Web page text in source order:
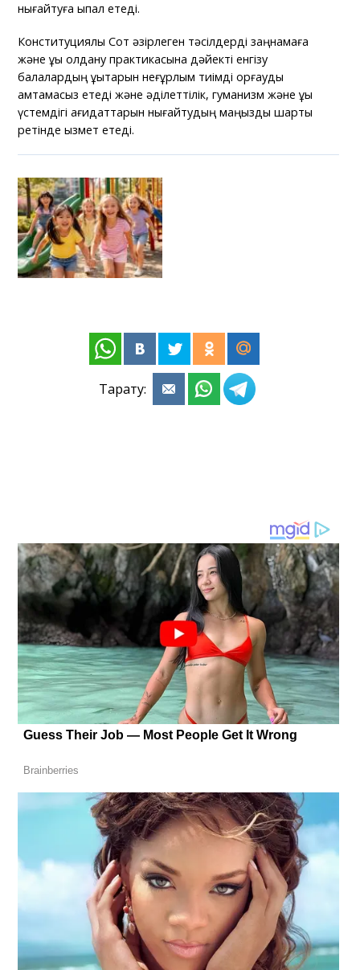
нығайтуға ықпал етеді.
Конституциялық Сот әзірлеген тәсілдерді заңнамаға
және құқық қолдану практикасына дәйекті енгізу
балалардың құқықтарын неғұрлым тиімді қорғауды
қамтамасыз етеді және әділеттілік, гуманизм және құқық
үстемдігі қағидаттарын нығайтудың маңызды шарты
ретінде қызмет етеді.
Тарату: